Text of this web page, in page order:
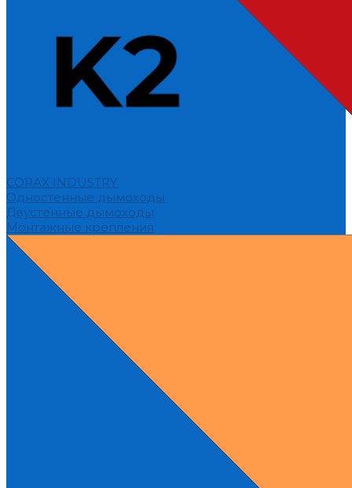
CORAX INDUSTRY
Одностенные дымоходы
Двустенные дымоходы
Монтажные крепления